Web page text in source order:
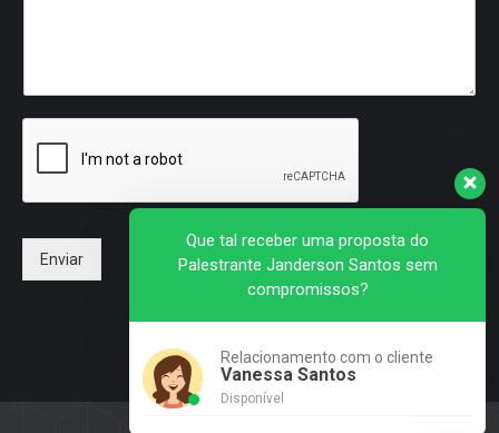
Enviar
Que tal receber uma proposta do
Palestrante Janderson Santos sem
compromissos?
Relacionamento com o cliente
Vanessa Santos
Disponível